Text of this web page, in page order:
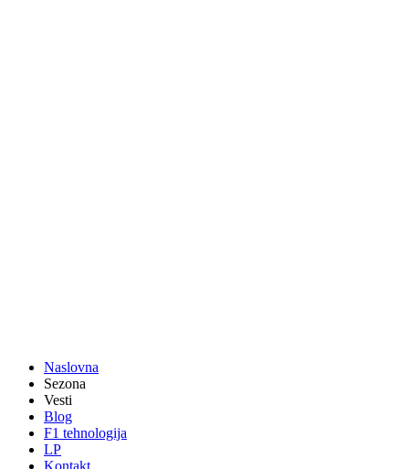
Naslovna
Sezona
Vesti
Blog
F1 tehnologija
LP